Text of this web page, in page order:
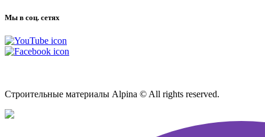
Мы в соц. сетях
Строительные материалы Alpina © All rights reserved.